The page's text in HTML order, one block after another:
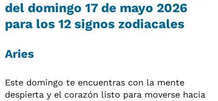
del domingo 17 de mayo 2026
para los 12 signos zodiacales
Aries
Este domingo te encuentras con la mente
despierta y el corazón listo para moverse hacia